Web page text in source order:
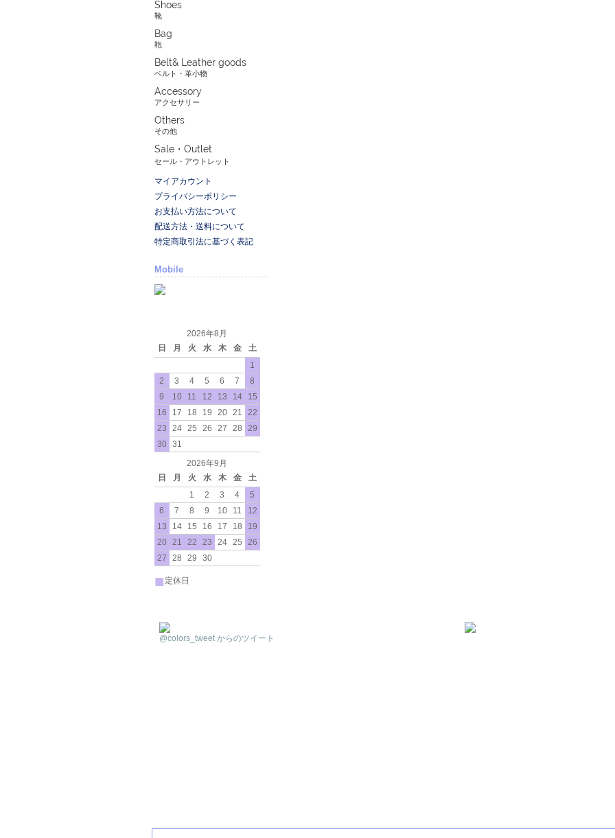
Shoes
靴
Bag
鞄
Belt& Leather goods
ベルト・革小物
Accessory
アクセサリー
Others
その他
Sale・Outlet
セール・アウトレット
マイアカウント
プライバシーポリシー
お支払い方法について
配送方法・送料について
特定商取引法に基づく表記
Mobile
2026年8月
日
月 火 水 木 金
土
1
2
3 4 5 6 7
8
9
10 11 12 13 14
15
16
17 18 19 20 21
22
23
24 25 26 27 28
29
30
31
2026年9月
日
月 火 水 木 金
土
1
2 3 4
5
6
7 8 9 10 11
12
13
14 15 16 17 18
19
20
21 22 23 24 25
26
27
28 29 30
■ 定休日
@colors_tweet からのツイート